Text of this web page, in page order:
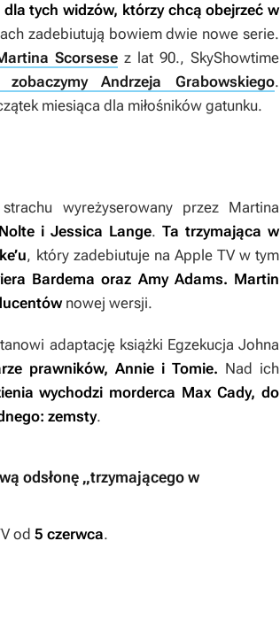
tych widzów, którzy chcą obejrzeć w
zadebiutują bowiem dwie nowe serie.
Scorsese z lat 90., SkyShowtime
Andrzeja Grabowskiego.
miesiąca dla miłośników gatunku.
wyreżyserowany przez Martina
i Jessica Lange. Ta trzymająca w
, który zadebiutuje na Apple TV w tym
Bardema oraz Amy Adams. Martin
nowej wersji.
adaptację książki Egzekucja Johna
prawników, Annie i Tomie. Nad ich
wychodzi morderca Max Cady, do
zemsty.
odsłonę „trzymającego w
od 5 czerwca.